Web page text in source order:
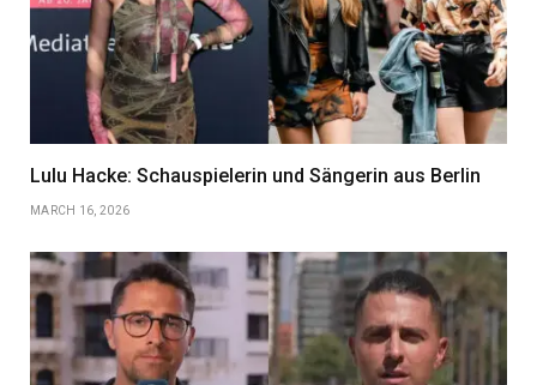
Lulu Hacke: Schauspielerin und Sängerin aus Berlin
MARCH 16, 2026